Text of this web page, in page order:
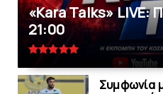
«Kara Talks» LIVE:
21:00
Συμφωνία